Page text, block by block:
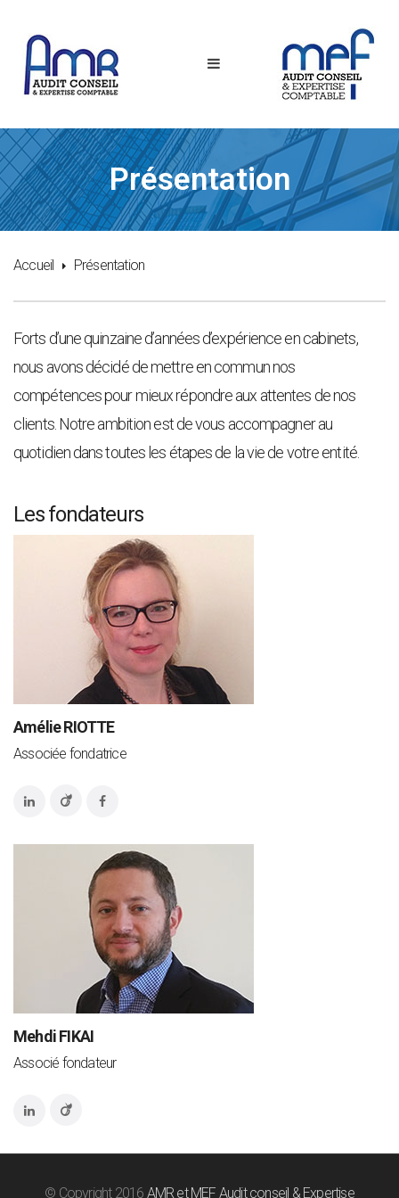
Présentation
Accueil Présentation
Forts d’une quinzaine d’années d’expérience en cabinets,
nous avons décidé de mettre en commun nos
compétences pour mieux répondre aux attentes de nos
clients. Notre ambition est de vous accompagner au
quotidien dans toutes les étapes de la vie de votre entité.
Les fondateurs
Amélie RIOTTE
Associée fondatrice
Mehdi FIKAI
Associé fondateur
© Copyright 2016 AMR et MEF Audit conseil & Expertise